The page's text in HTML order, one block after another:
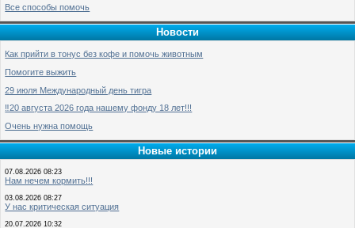
Все способы помочь
Новости
Как прийти в тонус без кофе и помочь животным
Помогите выжить
29 июля Международный день тигра
‼️20 августа 2026 года нашему фонду 18 лет!!!
Очень нужна помощь
Новые истории
07.08.2026 08:23
Нам нечем кормить!!!
03.08.2026 08:27
У нас критическая ситуация
20.07.2026 10:32